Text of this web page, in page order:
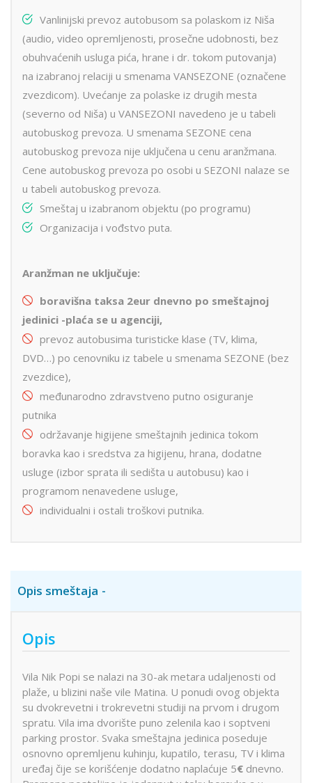
Vanlinijski prevoz autobusom sa polaskom iz Niša
(audio, video opremljenosti, prosečne udobnosti, bez
obuhvaćenih usluga pića, hrane i dr. tokom putovanja)
na izabranoj relaciji u smenama VANSEZONE (označene
zvezdicom). Uvećanje za polaske iz drugih mesta
(severno od Niša) u VANSEZONI navedeno je u tabeli
autobuskog prevoza. U smenama SEZONE cena
autobuskog prevoza nije uključena u cenu aranžmana.
Cene autobuskog prevoza po osobi u SEZONI nalaze se
u tabeli autobuskog prevoza.
Smeštaj u izabranom objektu (po programu)
Organizacija i vođstvo puta.
Aranžman ne uključuje:
boravišna taksa 2eur dnevno po smeštajnoj
jedinici -plaća se u agenciji,
prevoz autobusima turisticke klase (TV, klima,
DVD…) po cenovniku iz tabele u smenama SEZONE (bez
zvezdice),
međunarodno zdravstveno putno osiguranje
putnika
održavanje higijene smeštajnih jedinica tokom
boravka kao i sredstva za higijenu, hrana, dodatne
usluge (izbor sprata ili sedišta u autobusu) kao i
programom nenavedene usluge,
individualni i ostali troškovi putnika.
Opis smeštaja
Opis
Vila Nik Popi se nalazi na 30-ak metara udaljenosti od
plaže, u blizini naše vile Matina. U ponudi ovog objekta
su dvokrevetni i trokrevetni studiji na prvom i drugom
spratu. Vila ima dvorište puno zelenila kao i soptveni
parking prostor. Svaka smeštajna jedinica poseduje
osnovno opremljenu kuhinju, kupatilo, terasu, TV i klima
uređaj čije se korišćenje dodatno naplaćuje 5€ dnevno.